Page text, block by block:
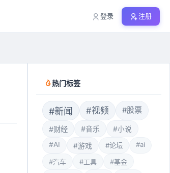
登录 注册
热门标签
#新闻 #视频 #股票
#财经 #音乐
#小说
#AI
#游戏 #论坛 #ai
#汽车 #工具 #基金